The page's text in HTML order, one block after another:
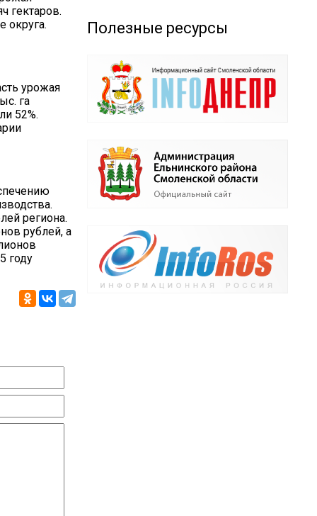
гектаров.
округа.
урожая
га
52%.
региона.
рублей, а
году
Полезные ресурсы